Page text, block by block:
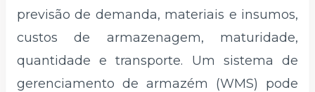
previsão de demanda, materiais e insumos,
custos de armazenagem, maturidade,
quantidade e transporte. Um sistema de
gerenciamento de armazém (WMS) pode